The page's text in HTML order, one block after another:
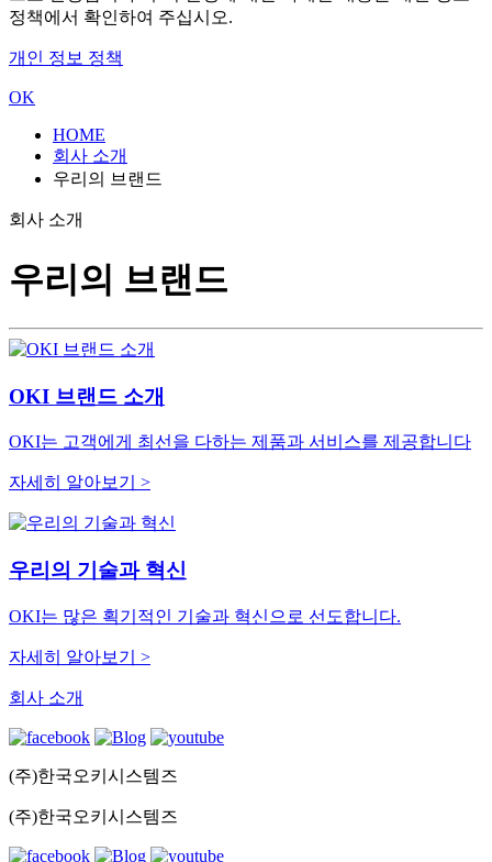
정책에서 확인하여 주십시오.
개인 정보 정책
OK
HOME
회사 소개
우리의 브랜드
회사 소개
우리의 브랜드
OKI 브랜드 소개
OKI는 고객에게 최선을 다하는 제품과 서비스를 제공합니다
자세히 알아보기 >
우리의 기술과 혁신
OKI는 많은 획기적인 기술과 혁신으로 선도합니다.
자세히 알아보기 >
회사 소개
(주)한국오키시스템즈
(주)한국오키시스템즈